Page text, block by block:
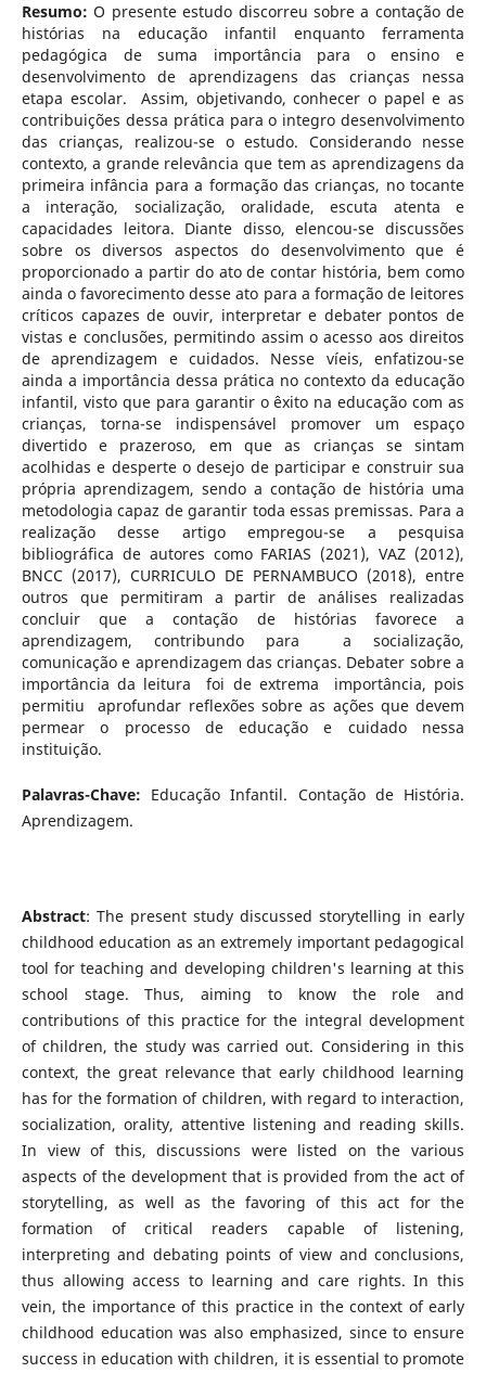
Resumo:O presente estudo discorreu sobre a contação de
histórias na educação infantil enquanto ferramenta
pedagógica de suma importância para o ensino e
desenvolvimento de aprendizagens das crianças nessa
etapa escolar. Assim, objetivando, conhecer o papel e as
contribuições dessa prática para o integro desenvolvimento
das crianças, realizou-se o estudo. Considerando nesse
contexto, a grande relevância que tem as aprendizagens da
primeira infância para a formação das crianças, no tocante
a interação, socialização, oralidade, escuta atenta e
capacidades leitora. Diante disso, elencou-se discussões
sobre os diversos aspectos do desenvolvimento que é
proporcionado a partir do ato de contar história, bem como
ainda o favorecimento desse ato para a formação de leitores
críticos capazes de ouvir, interpretar e debater pontos de
vistas e conclusões, permitindo assim o acesso aos direitos
de aprendizagem e cuidados. Nesse víeis, enfatizou-se
ainda a importância dessa prática no contexto da educação
infantil, visto que para garantir o êxito na educação com as
crianças, torna-se indispensável promover um espaço
divertido e prazeroso, em que as crianças se sintam
acolhidas e desperte o desejo de participar e construir sua
própria aprendizagem, sendo a contação de história uma
metodologia capaz de garantir toda essas premissas. Para a
realização desse artigo empregou-se a pesquisa
bibliográfica de autores como FARIAS (2021), VAZ (2012),
BNCC (2017), CURRICULO DE PERNAMBUCO (2018), entre
outros que permitiram a partir de análises realizadas
concluir que a contação de histórias favorece a
aprendizagem, contribundo para a socialização,
comunicação e aprendizagem das crianças. Debater sobre a
importância da leitura foi de extrema importância, pois
permitiu aprofundar reflexões sobre as ações que devem
permear o processo de educação e cuidado nessa
instituição.
Palavras-Chave: Educação Infantil. Contação de História.
Aprendizagem.
Abstract: The present study discussed storytelling in early
childhood education as an extremely important pedagogical
tool for teaching and developing children's learning at this
school stage. Thus, aiming to know the role and
contributions of this practice for the integral development
of children, the study was carried out. Considering in this
context, the great relevance that early childhood learning
has for the formation of children, with regard to interaction,
socialization, orality, attentive listening and reading skills.
In view of this, discussions were listed on the various
aspects of the development that is provided from the act of
storytelling, as well as the favoring of this act for the
formation of critical readers capable of listening,
interpreting and debating points of view and conclusions,
thus allowing access to learning and care rights. In this
vein, the importance of this practice in the context of early
childhood education was also emphasized, since to ensure
success in education with children, it is essential to promote